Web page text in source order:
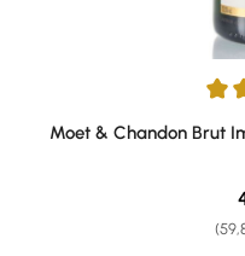
Durchschnittliche
Moet & Chandon Brut